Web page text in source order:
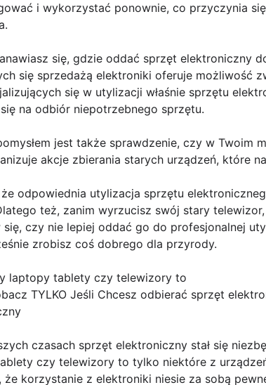
i wykorzystać ponownie, co przyczynia
się, gdzie oddać sprzęt elektroniczny
się sprzedażą elektroniki oferuje możliwość
się w utylizacji właśnie sprzętu
na odbiór niepotrzebnego sprzętu.
jest także sprawdzenie, czy w Twoim
akcje zbierania starych urządzeń, które
że odpowiednia utylizacja sprzętu
też, zanim wyrzucisz swój stary
się, czy nie lepiej oddać go do profesjonalnej
zrobisz coś dobrego dla przyrody.
laptopy tablety czy telewizory to
TYLKO Jeśli Chcesz odbierać sprzęt
czasach sprzęt elektroniczny stał się
czy telewizory to tylko niektóre z
że korzystanie z elektroniki niesie za sobą